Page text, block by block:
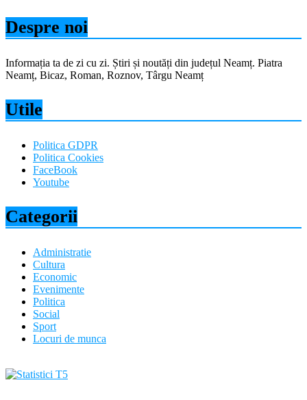
Despre noi
Informația ta de zi cu zi. Știri și noutăți din județul Neamț. Piatra
Neamț, Bicaz, Roman, Roznov, Târgu Neamț
Utile
Politica GDPR
Politica Cookies
FaceBook
Youtube
Categorii
Administratie
Cultura
Economic
Evenimente
Politica
Social
Sport
Locuri de munca